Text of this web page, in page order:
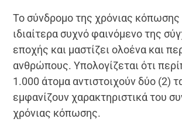
To σύνδρομο της χρόνιας κόπωσης
ιδιαίτερα συχνό φαινόμενο της
εποχής και μαστίζει ολοένα και
ανθρώπους. Υπολογίζεται ότι
1.000 άτομα αντιστοιχούν δύο (2)
εμφανίζουν χαρακτηριστικά του
χρόνιας κόπωσης.